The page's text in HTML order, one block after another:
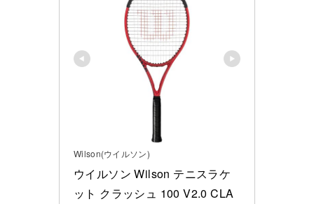
Wilson(ウイルソン)
ウイルソン Wilson テニスラケ
ット クラッシュ 100 V2.0 CLA